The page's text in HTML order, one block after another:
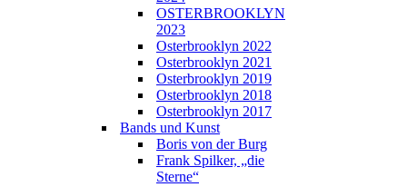
OSTERBROOKLYN
2023
Osterbrooklyn 2022
Osterbrooklyn 2021
Osterbrooklyn 2019
Osterbrooklyn 2018
Osterbrooklyn 2017
Bands und Kunst
Boris von der Burg
Frank Spilker, „die
Sterne“